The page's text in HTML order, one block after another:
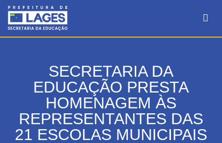
SECRETARIA DA
EDUCAÇÃO PRESTA
HOMENAGEM ÀS
REPRESENTANTES DAS
21 ESCOLAS MUNICIPAIS